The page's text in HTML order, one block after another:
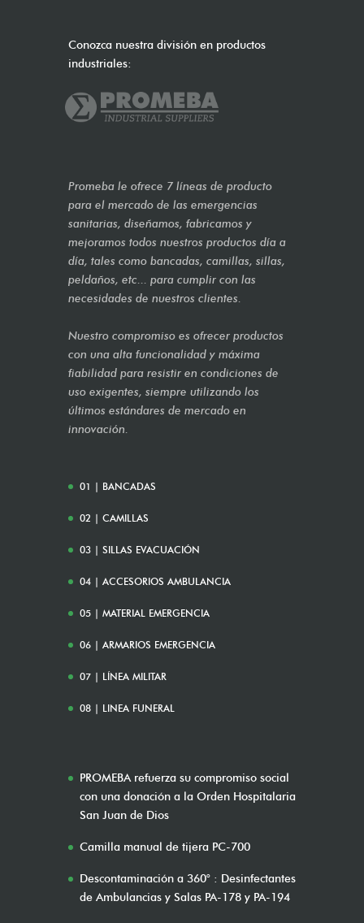
Conozca nuestra división en productos
industriales:
Promeba le ofrece 7 líneas de producto
para el mercado de las emergencias
sanitarias, diseñamos, fabricamos y
mejoramos todos nuestros productos día a
día, tales como bancadas, camillas, sillas,
peldaños, etc... para cumplir con las
necesidades de nuestros clientes.
Nuestro compromiso es ofrecer productos
con una alta funcionalidad y máxima
fiabilidad para resistir en condiciones de
uso exigentes, siempre utilizando los
últimos estándares de mercado en
innovación.
01 | BANCADAS
02 | CAMILLAS
03 | SILLAS EVACUACIÓN
04 | ACCESORIOS AMBULANCIA
05 | MATERIAL EMERGENCIA
06 | ARMARIOS EMERGENCIA
07 | LÍNEA MILITAR
08 | LINEA FUNERAL
PROMEBA refuerza su compromiso social
con una donación a la Orden Hospitalaria
San Juan de Dios
Camilla manual de tijera PC-700
Descontaminación a 360° : Desinfectantes
de Ambulancias y Salas PA-178 y PA-194